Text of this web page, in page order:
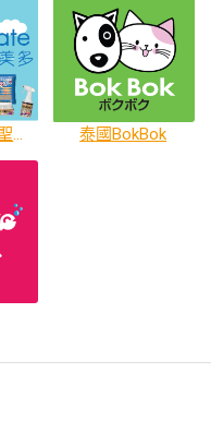
日本 Sanmate聖美多 貓砂、消臭劑 泰國BokBok